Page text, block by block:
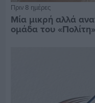
Πριν 8 ημέρες
Μία μικρή αλλά
ομάδα του «Πολίτη»